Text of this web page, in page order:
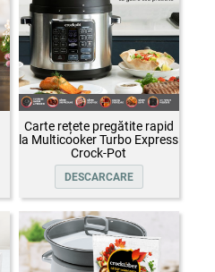
Carte rețete pregătite rapid
la Multicooker Turbo Express
Crock-Pot
DESCARCARE